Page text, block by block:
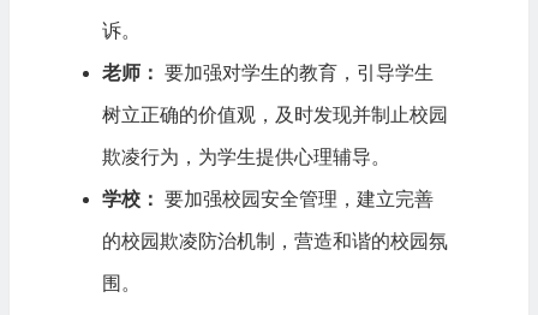
诉。
老师： 要加强对学生的教育，引导学生
树立正确的价值观，及时发现并制止校园
欺凌行为，为学生提供心理辅导。
学校： 要加强校园安全管理，建立完善
的校园欺凌防治机制，营造和谐的校园氛
围。